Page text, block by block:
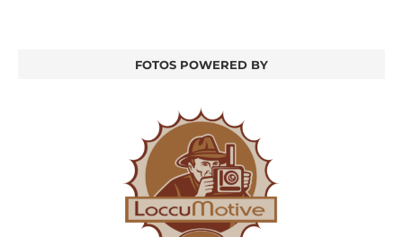
FOTOS POWERED BY